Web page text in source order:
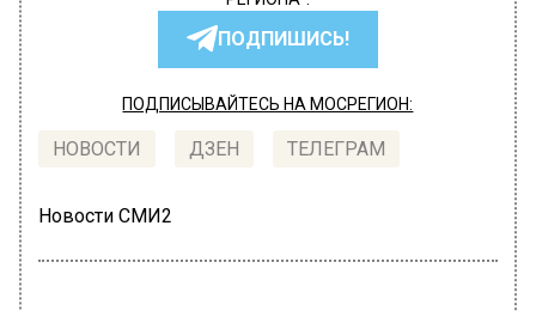
ПОДПИШИСЬ!
ПОДПИСЫВАЙТЕСЬ НА МОСРЕГИОН:
НОВОСТИ ДЗЕН ТЕЛЕГРАМ
Новости СМИ2